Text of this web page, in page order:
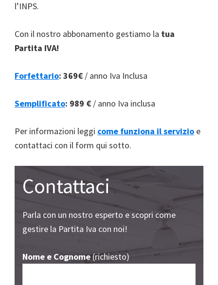
l’INPS.
Con il nostro abbonamento gestiamo la tua
Partita IVA!
Forfettario: 369€ / anno Iva Inclusa
Semplificato: 989 € / anno Iva inclusa
Per informazioni leggi come funziona il servizio e
contattaci con il form qui sotto.
Contattaci
Parla con un nostro esperto e scopri come
gestire la Partita Iva con noi!
Nome e Cognome(richiesto)